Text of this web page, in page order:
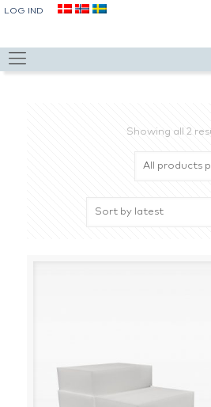
LOG IND
Showing all 2